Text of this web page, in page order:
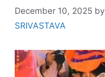
December 10, 2025 by
SRIVASTAVA